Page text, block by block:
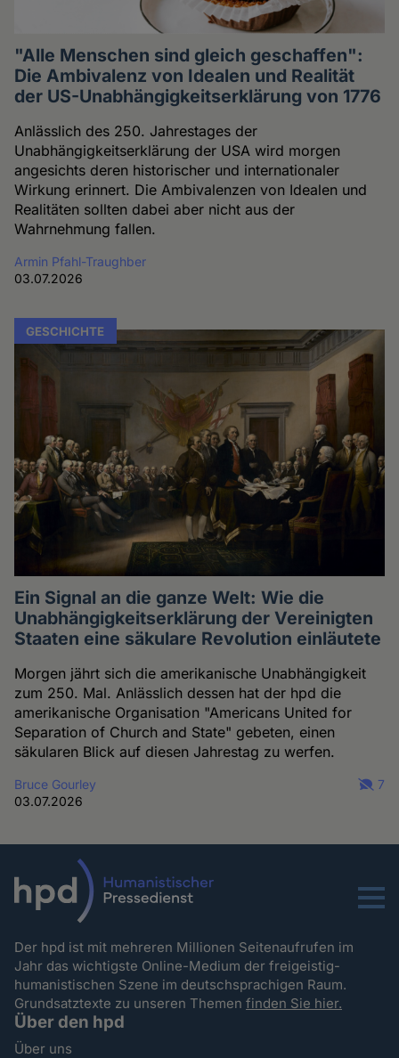
"Alle Menschen sind gleich geschaffen":
Die Ambivalenz von Idealen und Realität
der US-Unabhängigkeitserklärung von 1776
Anlässlich des 250. Jahrestages der
Unabhängigkeitserklärung der USA wird morgen
angesichts deren historischer und internationaler
Wirkung erinnert. Die Ambivalenzen von Idealen und
Realitäten sollten dabei aber nicht aus der
Wahrnehmung fallen.
Armin Pfahl-Traughber
03.07.2026
GESCHICHTE
Ein Signal an die ganze Welt: Wie die
Unabhängigkeitserklärung der Vereinigten
Staaten eine säkulare Revolution einläutete
Morgen jährt sich die amerikanische Unabhängigkeit
zum 250. Mal. Anlässlich dessen hat der hpd die
amerikanische Organisation "Americans United for
Separation of Church and State" gebeten, einen
säkularen Blick auf diesen Jahrestag zu werfen.
Bruce Gourley
03.07.2026
7
Menu
Der hpd ist mit mehreren Millionen Seitenaufrufen im
Jahr das wichtigste Online-Medium der freigeistig-
humanistischen Szene im deutschsprachigen Raum.
Grundsatztexte zu unseren Themenfinden Sie hier.
Über den hpd
Über uns